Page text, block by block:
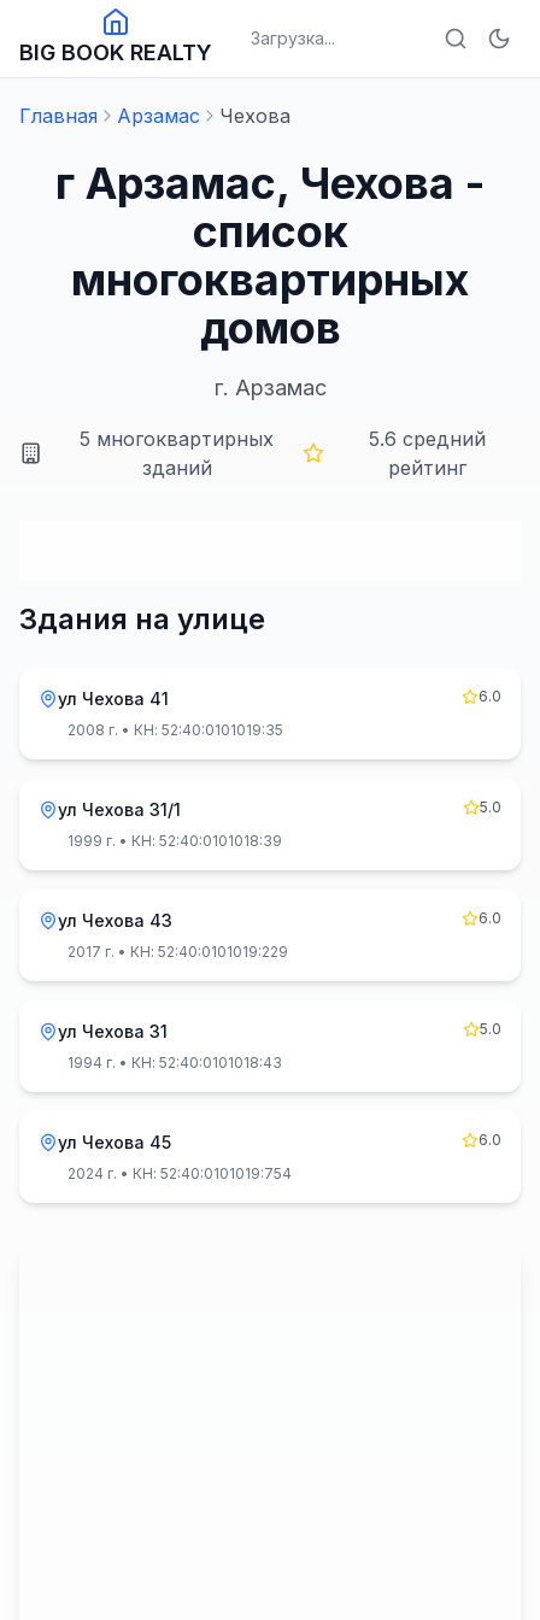
BIG BOOK REALTY
Загрузка...
Главная Арзамас Чехова
г Арзамас, Чехова -
список
многоквартирных
домов
г. Арзамас
5 многоквартирных
зданий
5.6 средний
рейтинг
Здания на улице
ул Чехова 41
6.0
2008 г. • КН: 52:40:0101019:35
ул Чехова 31/1
5.0
1999 г. • КН: 52:40:0101018:39
ул Чехова 43
6.0
2017 г. • КН: 52:40:0101019:229
ул Чехова 31
5.0
1994 г. • КН: 52:40:0101018:43
ул Чехова 45
6.0
2024 г. • КН: 52:40:0101019:754